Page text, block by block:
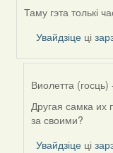
Таму гэта толькі
Увайдзіце ці
Виолетта (госць)
In
reply
to
Другая самка их
за своими?
Увайдзіце ці